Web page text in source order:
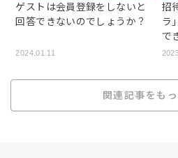
ゲストは会員登録をしないと
回答できないのでしょうか？
2024.01.11
招
ラ
で
関連記事をも